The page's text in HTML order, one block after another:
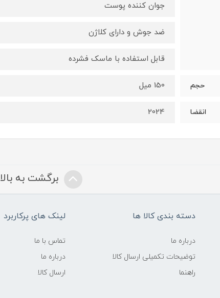
جوان کننده پوست
ضد جوش و دارای کلاژن
قابل استفاده با ماسک فشرده
حجم 150 میل
انقضا 2024
برگشت به بالا
دسته بندی کالا ها
درباره ما
توضیحات تکمیلی ارسال کالا
راهنما
لینک های پرکاربرد
تماس با ما
درباره ما
ارسال کالا